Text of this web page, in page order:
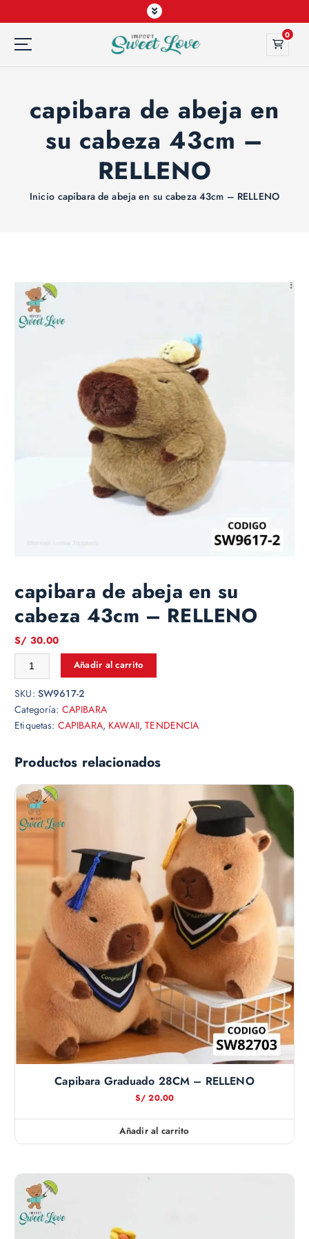
0
capibara de abeja en
su cabeza 43cm –
RELLENO
Inicio capibara de abeja en su cabeza 43cm – RELLENO
capibara de abeja en su
cabeza 43cm – RELLENO
S/ 30.00
Añadir al carrito
SKU: SW9617-2
Categoría: CAPIBARA
Etiquetas: CAPIBARA, KAWAII,TENDENCIA
Productos relacionados
Capibara Graduado 28CM – RELLENO
S/ 20.00
Añadir al carrito